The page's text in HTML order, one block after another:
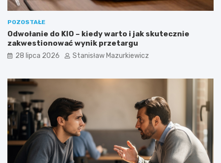
POZOSTAŁE
Odwołanie do KIO – kiedy warto i jak skutecznie
zakwestionować wynik przetargu
28 lipca 2026 Stanisław Mazurkiewicz